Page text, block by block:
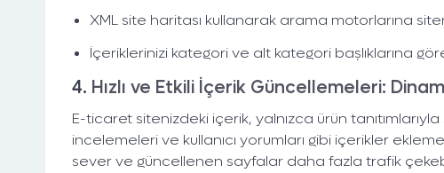
XML site haritası kullanarak arama motorlarına
İçeriklerinizi kategori ve alt kategori başlıklarına
4. Hızlı ve Etkili İçerik Güncellemeleri:
E-ticaret sitenizdeki içerik, yalnızca ürün tanıtımlarıyla
incelemeleri ve kullanıcı yorumları gibi içerikler
sever ve güncellenen sayfalar daha fazla trafik